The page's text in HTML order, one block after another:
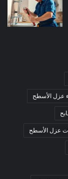
عزل الأسطح
عزل الأسطح